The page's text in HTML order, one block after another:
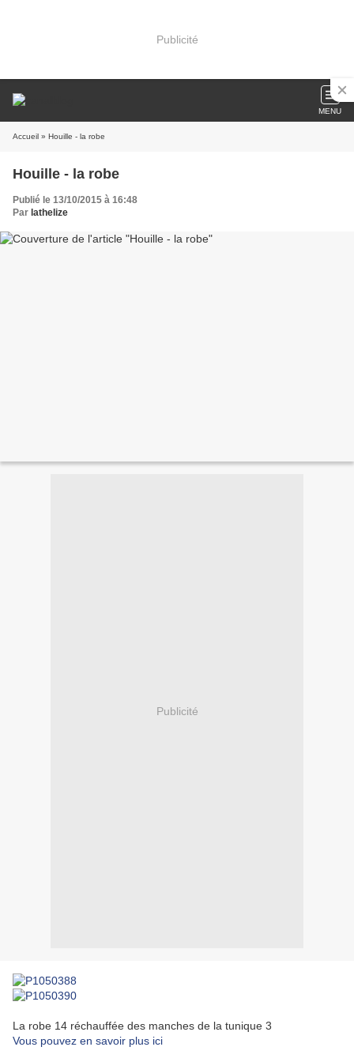
Publicité
MENU
Accueil » Houille - la robe
Houille - la robe
Publié le 13/10/2015 à 16:48
Par lathelize
Publicité
La robe 14 réchauffée des manches de la tunique 3
Vous pouvez en savoir plus ici